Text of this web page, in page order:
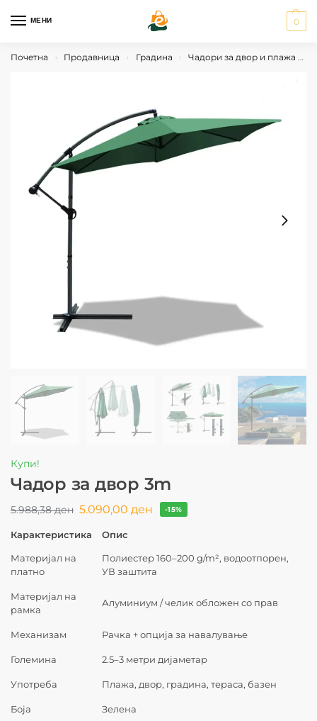
МЕНИ 0
Почетна › Продавница › Градина › Чадори за двор и плажа
Купи!
Чадор за двор 3m
5.988,38ден 5.090,00 ден -15%
Карактеристика Опис
Материјал на
платно
Полиестер 160–200 g/m², водоотпорен,
УВ заштита
Материјал на
рамка
Алуминиум / челик обложен со прав
Механизам Рачка + опција за навалување
Големина 2.5–3 метри дијаметар
Употреба Плажа, двор, градина, тераса, базен
Боја Зелена